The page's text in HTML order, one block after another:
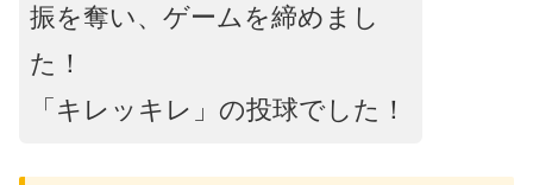
振を奪い、ゲームを締めまし
た！
「キレッキレ」の投球でした！